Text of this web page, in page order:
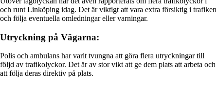
och runt Linköping idag. Det är viktigt att vara extra försiktig i trafiken
och följa eventuella omledningar eller varningar.
Utryckning på Vägarna:
Polis och ambulans har varit tvungna att göra flera utryckningar till
följd av trafikolyckor. Det är av stor vikt att ge dem plats att arbeta och
att följa deras direktiv på plats.